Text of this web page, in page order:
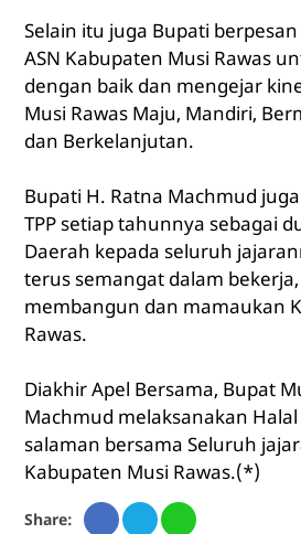
Selain itu juga Bupati
ASN Kabupaten Musi Rawas
dengan baik dan mengejar
Musi Rawas Maju, Mandiri,
dan Berkelanjutan.
Bupati H. Ratna Machmud
TPP setiap tahunnya sebagai
Daerah kepada seluruh
terus semangat dalam
membangun dan mamaukan
Rawas.
Diakhir Apel Bersama, Bupat
Machmud melaksanakan Halal
salaman bersama Seluruh
Kabupaten Musi Rawas.(*)
Share: